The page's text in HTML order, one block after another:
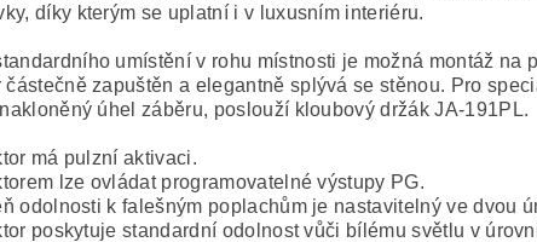
díky kterým se uplatní i v luxusním interiéru.
umístění v rohu místnosti je možná montáž na
částečně zapuštěn a elegantně splývá se stěnou. Pro
úhel záběru, poslouží kloubový držák JA-191PL.
má pulzní aktivaci.
lze ovládat programovatelné výstupy PG.
odolnosti k falešným poplachům je nastavitelný ve dvou
poskytuje standardní odolnost vůči bílému světlu v